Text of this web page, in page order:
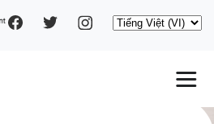
Social
Select